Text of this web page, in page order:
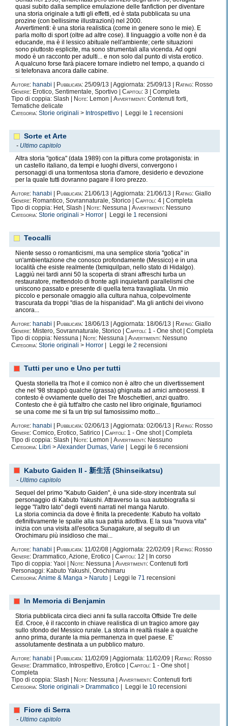
quasi subito dalla semplice emulazione delle fanfiction per diventare
una storia originale a tutti gli effetti, ed è stata pubblicata su una
prozine (con bellissime illustrazioni) nel 2000.
Avvertimenti: è una storia realistica (come in genere sono le mie). E
parla molto di sport (oltre ad altre cose). Il linguaggio a volte non è da
educande, ma è il lessico abituale nell'ambiente; certe situazioni
sono piuttosto esplicite, ma sono strumentali alla vicenda. Ad ogni
modo è un racconto per adulti... e non solo dal punto di vista erotico.
A qualcuno forse farà piacere tornare indietro nel tempo, a quando ci
si telefonava ancora dalle cabine.
Autore: hanabi Pubblicata: 25/09/13 | Aggiornata: 25/09/13 | Rating: Rosso
Genere: Erotico, Sentimentale, Sportivo | Capitoli: 3 | Completa
Tipo di coppia: Slash |
Note: Lemon | Avvertimenti: Contenuti forti,
Tematiche delicate
Categoria: Storie originali > Introspettivo | Leggi le 1 recensioni
Sorte et Arte
- Ultimo capitolo
Altra storia "gotica" (data 1989) con la pittura come protagonista: in
un castello italiano, da tempi e luoghi diversi, convergono i
personaggi di una tormentosa storia d'amore, desiderio e devozione
per la quale tutti dovranno pagare il loro prezzo.
Autore: hanabi Pubblicata: 21/06/13 | Aggiornata: 21/06/13 | Rating: Giallo
Genere: Romantico, Sovrannaturale, Storico | Capitoli: 4 | Completa
Tipo di coppia: Het, Slash |
Note: Nessuna | Avvertimenti: Nessuno
Categoria: Storie originali > Horror | Leggi le 1 recensioni
Teocalli
Niente sesso o romanticismi, ma una semplice storia "gotica" in
un'ambientazione che conosco profondamente (Messico) e in una
località che esiste realmente (Ixmiquilpan, nello stato di Hidalgo).
Laggiù nei tardi anni 50 la scoperta di strani affreschi turba un
restauratore, mettendolo di fronte agli inquietanti parallelismi che
uniscono passato e presente di quella terra travagliata. Un mio
piccolo e personale omaggio alla cultura nahua, colpevolmente
trascurata da troppi "dias de la hispanidad". Ma gli antichi dei vivono
ancora...
Autore: hanabi Pubblicata: 18/06/13 | Aggiornata: 18/06/13 | Rating: Giallo
Genere: Mistero, Sovrannaturale, Storico | Capitoli: 1 - One shot | Completa
Tipo di coppia: Nessuna |
Note: Nessuna | Avvertimenti: Nessuno
Categoria: Storie originali > Horror | Leggi le 2 recensioni
Tutti per uno e Uno per tutti
Questa storiella tra l'hot e il comico non è altro che un divertissement
che nel '98 strappò qualche (grassa) ghignata ad amici ambosessi. Il
contesto è ovviamente quello dei Tre Moschettieri, anzi quattro.
Contesto che è già tutt'altro che casto nel libro originale, figuriamoci
se una come me si fa un trip sul famosissimo motto...
Autore: hanabi Pubblicata: 02/06/13 | Aggiornata: 02/06/13 | Rating: Rosso
Genere: Comico, Erotico, Satirico | Capitoli: 1 - One shot | Completa
Tipo di coppia: Slash |
Note: Lemon | Avvertimenti: Nessuno
Categoria: Libri >Alexander Dumas, Varie | Leggi le 6 recensioni
Kabuto Gaiden II - 新生活 (Shinseikatsu)
- Ultimo capitolo
Sequel del primo "Kabuto Gaiden", è una side-story incentrata sul
personaggio di Kabuto Yakushi. Attraverso la sua autobiografia si
legge "l'altro lato" degli eventi narrati nel manga Naruto.
La storia comincia da dove è finita la precedente: Kabuto ha voltato
definitivamente le spalle alla sua patria adottiva. E la sua "nuova vita"
inizia con una visita all'esotica Sunagakure, al seguito di un
Orochimaru più insidioso che mai...
Autore: hanabi Pubblicata: 11/02/08 | Aggiornata: 22/02/09 | Rating: Rosso
Genere: Drammatico, Azione, Erotico | Capitoli: 12 | In corso
Tipo di coppia: Yaoi |
Note: Nessuna | Avvertimenti: Contenuti forti
Personaggi: Kabuto Yakushi, Orochimaru
Categoria:Anime & Manga > Naruto | Leggi le 71 recensioni
In Memoria di Benjamin
Storia pubblicata circa dieci anni fa sulla raccolta Offside Tre delle
Ed. Croce, è il racconto in chiave realistica di un tragico amore gay
sullo sfondo del Messico rurale. La storia in realtà risale a qualche
anno prima, durante la mia permanenza in quel paese. E'
assolutamente destinata a un pubblico maturo.
Autore: hanabi Pubblicata: 11/02/09 | Aggiornata: 11/02/09 | Rating: Rosso
Genere: Drammatico, Introspettivo, Erotico | Capitoli: 1 - One shot |
Completa
Tipo di coppia: Slash |
Note: Nessuna | Avvertimenti: Contenuti forti
Categoria: Storie originali > Drammatico | Leggi le 10 recensioni
Fiore di Serra
- Ultimo capitolo